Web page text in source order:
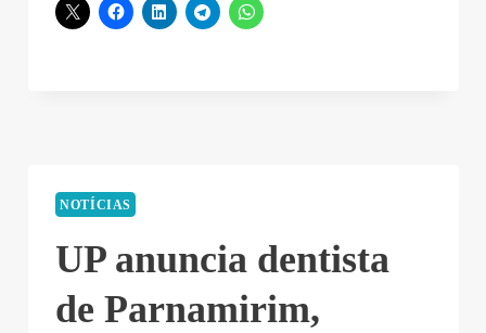
NOTÍCIAS
UP anuncia dentista
de Parnamirim,